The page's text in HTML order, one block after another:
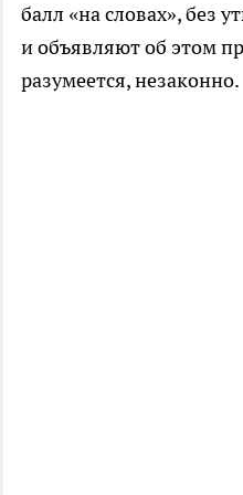
балл «на словах», без
и объявляют об этом
разумеется, незаконно.